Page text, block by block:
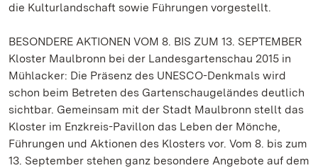
die Kulturlandschaft sowie Führungen vorgestellt.
BESONDERE AKTIONEN VOM 8. BIS ZUM 13. SEPTEMBER
Kloster Maulbronn bei der Landesgartenschau 2015 in
Mühlacker: Die Präsenz des UNESCO-Denkmals wird
schon beim Betreten des Gartenschaugeländes deutlich
sichtbar. Gemeinsam mit der Stadt Maulbronn stellt das
Kloster im Enzkreis-Pavillon das Leben der Mönche,
Führungen und Aktionen des Klosters vor. Vom 8. bis zum
13. September stehen ganz besondere Angebote auf dem